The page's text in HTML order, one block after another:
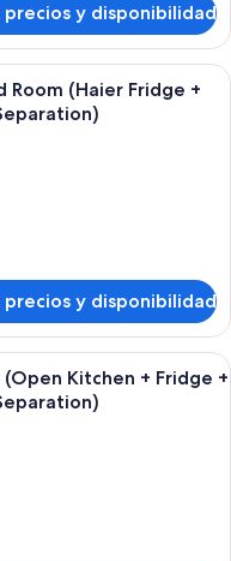
precios y disponibilidad
de hotel con una cama
Room (Haier Fridge +
precios y disponibilidad
habitación de hotel moderna
Kitchen + Fridge +